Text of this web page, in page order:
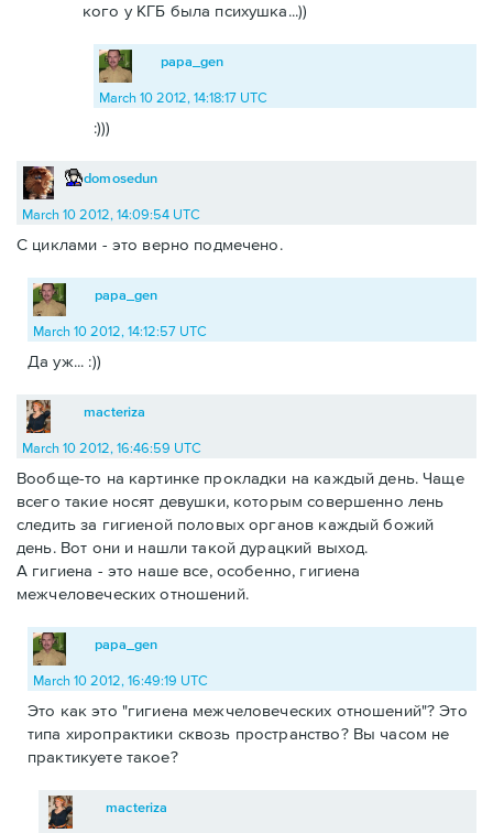
кого у КГБ была психушка...))
papa_gen
March 10 2012, 14:18:17 UTC
:)))
domosedun
March 10 2012, 14:09:54 UTC
С циклами - это верно подмечено.
papa_gen
March 10 2012, 14:12:57 UTC
Да уж... :))
macteriza
March 10 2012, 16:46:59 UTC
Вообще-то на картинке прокладки на каждый день. Чаще
всего такие носят девушки, которым совершенно лень
следить за гигиеной половых органов каждый божий
день. Вот они и нашли такой дурацкий выход.
А гигиена - это наше все, особенно, гигиена
межчеловеческих отношений.
papa_gen
March 10 2012, 16:49:19 UTC
Это как это "гигиена межчеловеческих отношений"? Это
типа хиропрактики сквозь пространство? Вы часом не
практикуете такое?
macteriza